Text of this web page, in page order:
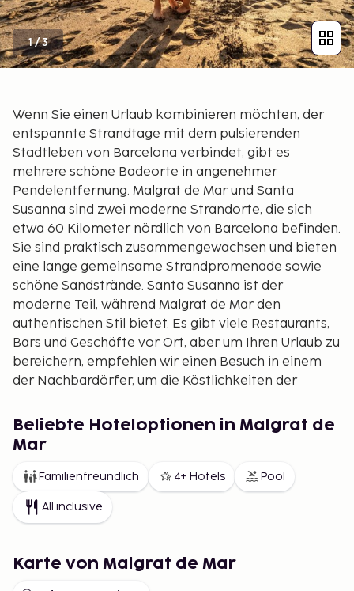
1/3
Wenn Sie einen Urlaub kombinieren möchten, der
entspannte Strandtage mit dem pulsierenden
Stadtleben von Barcelona verbindet, gibt es
mehrere schöne Badeorte in angenehmer
Pendelentfernung. Malgrat de Mar und Santa
Susanna sind zwei moderne Strandorte, die sich
etwa 60 Kilometer nördlich von Barcelona befinden.
Sie sind praktisch zusammengewachsen und bieten
eine lange gemeinsame Strandpromenade sowie
schöne Sandstrände. Santa Susanna ist der
moderne Teil, während Malgrat de Mar den
authentischen Stil bietet. Es gibt viele Restaurants,
Bars und Geschäfte vor Ort, aber um Ihren Urlaub zu
bereichern, empfehlen wir einen Besuch in einem
der Nachbardörfer, um die Köstlichkeiten der
Wenn Sie sich für eine Woche Urlaub am Strand
entscheiden, können Sie diese auch mit ein paar
kombinieren.
Unser Angebot an Unterkünften in Malgrat de Mar
und Santa Susanna ist groß und vielfältig, hier finden
und es ist auch möglich, ein Haus in der Gegend zu
Beliebte Hoteloptionen in Malgrat de
Mar
Familienfreundlich 4+ Hotels Pool
All inclusive
Karte von Malgrat de Mar